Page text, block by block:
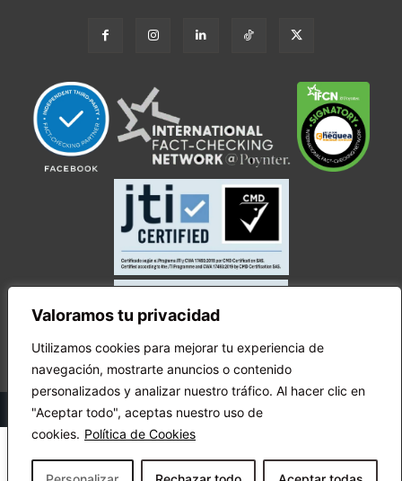
Valoramos tu privacidad
Utilizamos cookies para mejorar tu experiencia de
navegación, mostrarte anuncios o contenido
personalizados y analizar nuestro tráfico. Al hacer clic en
"Aceptar todo", aceptas nuestro uso de
cookies. Política de Cookies
© Copyright Ecuador Chequea 2025.